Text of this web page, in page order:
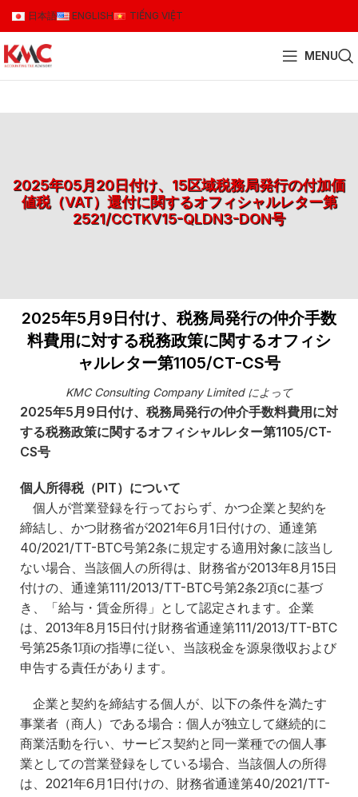
日本語 ENGLISH TIẾNG VIỆT
MENU
2025年05月20日付け、15区域税務局発行の付加価
値税（VAT）還付に関するオフィシャルレター第
2521/CCTKV15-QLDN3-DON号
2025年5月9日付け、税務局発行の仲介手数
料費用に対する税務政策に関するオフィシ
ャルレター第1105/CT-CS号
KMC Consulting Company Limited によって
2025年5月 9 日付け、税務局発行の仲介手数料費用に対
する税務政策に関するオフィシャルレター第1105/CT-
CS号
個人所得税（PIT）について
個人が営業登録を行っておらず、かつ企業と契約を
締結し、かつ財務省が2021年6月1日付けの、通達第
40/2021/TT-BTC号第2条に規定する適用対象に該当し
ない場合、当該個人の所得は、財務省が2013年8月15日
付けの、通達第111/2013/TT-BTC号第2条2項cに基づ
き、「給与・賃金所得」として認定されます。企業
は、2013年8月15日付け財務省通達第111/2013/TT-BTC
号第25条1項iの指導に従い、当該税金を源泉徴収および
申告する責任があります。
企業と契約を締結する個人が、以下の条件を満たす
事業者（商人）である場合：個人が独立して継続的に
商業活動を行い、サービス契約と同一業種での個人事
業としての営業登録をしている場合、当該個人の所得
は、2021年6月1日付けの、財務省通達第40/2021/TT-